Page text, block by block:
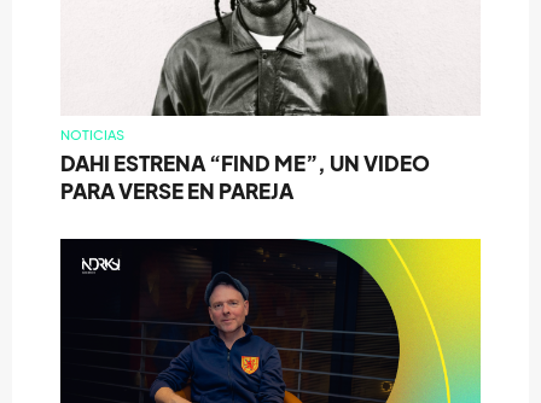
NOTICIAS
DAHI ESTRENA “FIND ME”, UN VIDEO
PARA VERSE EN PAREJA